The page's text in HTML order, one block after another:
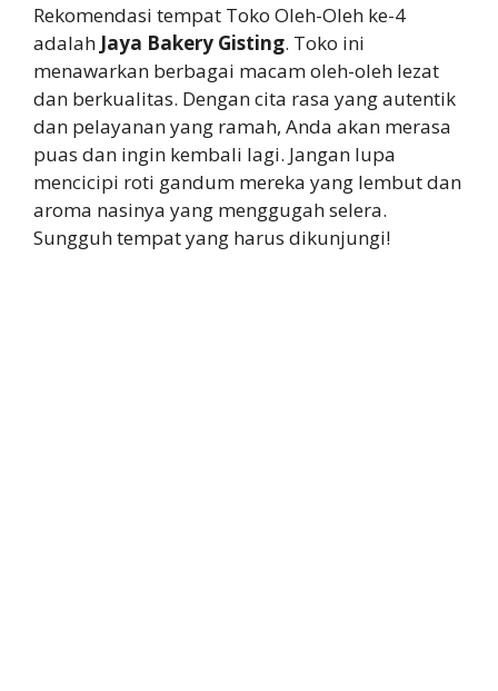
Rekomendasi tempat Toko Oleh-Oleh ke-4
adalah Jaya Bakery Gisting. Toko ini
menawarkan berbagai macam oleh-oleh lezat
dan berkualitas. Dengan cita rasa yang autentik
dan pelayanan yang ramah, Anda akan merasa
puas dan ingin kembali lagi. Jangan lupa
mencicipi roti gandum mereka yang lembut dan
aroma nasinya yang menggugah selera.
Sungguh tempat yang harus dikunjungi!